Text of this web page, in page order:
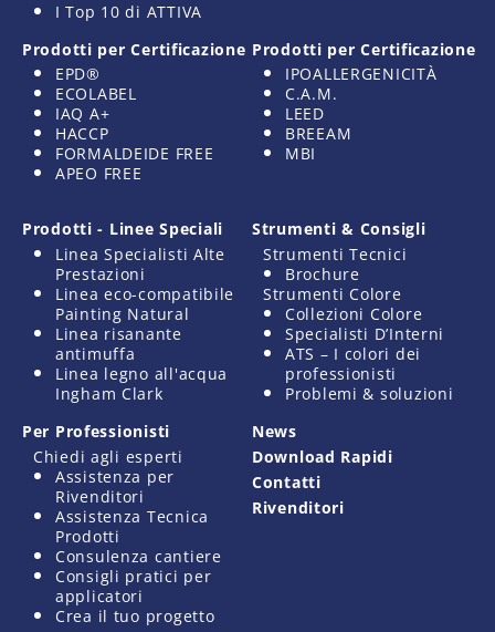
I Top 10 di ATTIVA
Prodotti per Certificazione
EPD®
ECOLABEL
IAQ A+
HACCP
FORMALDEIDE FREE
APEO FREE
Prodotti per Certificazione
IPOALLERGENICITÀ
C.A.M.
LEED
BREEAM
MBI
Prodotti - Linee Speciali
Linea Specialisti Alte
Prestazioni
Linea eco-compatibile
Painting Natural
Linea risanante
antimuffa
Linea legno all'acqua
Ingham Clark
Strumenti & Consigli
Strumenti Tecnici
Brochure
Strumenti Colore
Collezioni Colore
Specialisti D’Interni
ATS – I colori dei
professionisti
Problemi & soluzioni
Per Professionisti
Chiedi agli esperti
Assistenza per
Rivenditori
Assistenza Tecnica
Prodotti
Consulenza cantiere
Consigli pratici per
applicatori
Crea il tuo progetto
News
Download Rapidi
Contatti
Rivenditori